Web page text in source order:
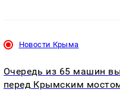
Новости Крыма
Очередь из 65 машин
перед Крымским